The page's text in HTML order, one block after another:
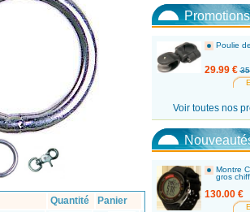
Quantité Panier
Promotions
Poulie
29.99 €
Voir toutes nos
Montre
gros
130.00 €